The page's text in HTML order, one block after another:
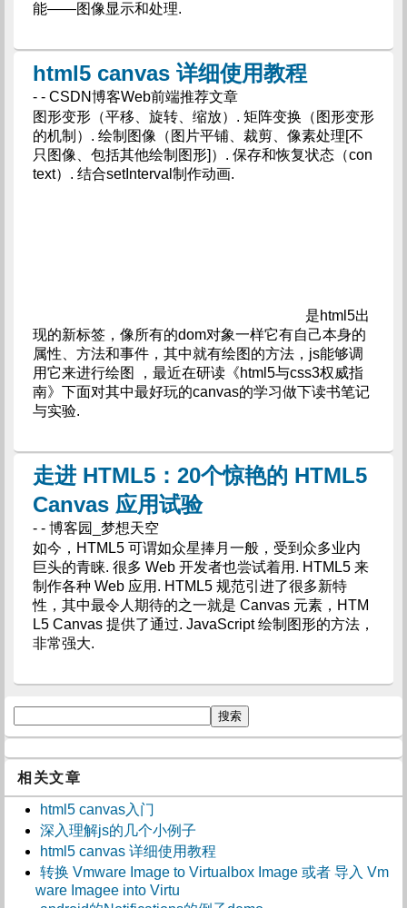
能——图像显示和处理.
html5 canvas 详细使用教程
- - CSDN博客Web前端推荐文章
图形变形（平移、旋转、缩放）. 矩阵变换（图形变形
的机制）. 绘制图像（图片平铺、裁剪、像素处理[不
只图像、包括其他绘制图形]）. 保存和恢复状态（con
text）. 结合setInterval制作动画.
是html5出
现的新标签，像所有的dom对象一样它有自己本身的
属性、方法和事件，其中就有绘图的方法，js能够调
用它来进行绘图 ，最近在研读《html5与css3权威指
南》下面对其中最好玩的canvas的学习做下读书笔记
与实验.
走进 HTML5：20个惊艳的 HTML5
Canvas 应用试验
- - 博客园_梦想天空
如今，HTML5 可谓如众星捧月一般，受到众多业内
巨头的青睐. 很多 Web 开发者也尝试着用. HTML5 来
制作各种 Web 应用. HTML5 规范引进了很多新特
性，其中最令人期待的之一就是 Canvas 元素，HTM
L5 Canvas 提供了通过. JavaScript 绘制图形的方法，
非常强大.
相关文章
html5 canvas入门
深入理解js的几个小例子
html5 canvas 详细使用教程
转换 Vmware Image to Virtualbox Image 或者 导入 Vm
ware Imagee into Virtu